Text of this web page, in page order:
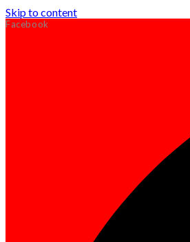
Skip to content
Facebook